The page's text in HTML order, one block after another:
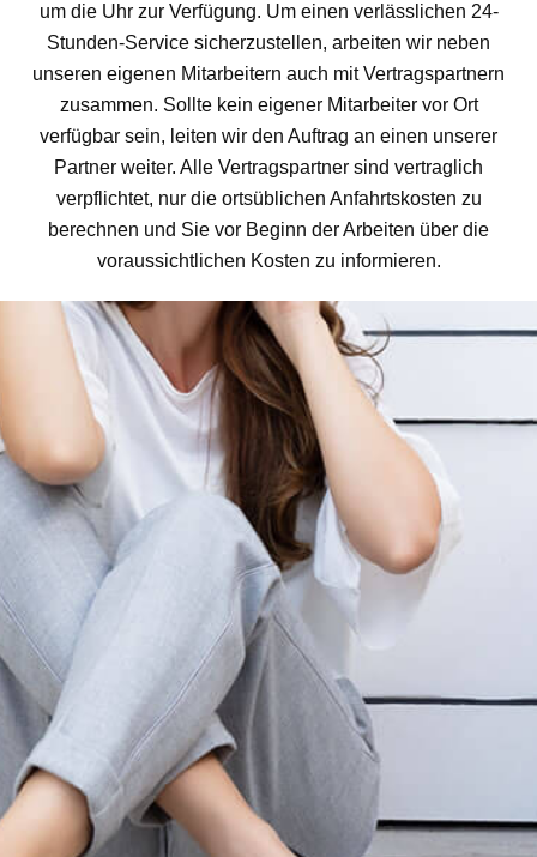
um die Uhr zur Verfügung. Um einen verlässlichen 24-
Stunden-Service sicherzustellen, arbeiten wir neben
unseren eigenen Mitarbeitern auch mit Vertragspartnern
zusammen. Sollte kein eigener Mitarbeiter vor Ort
verfügbar sein, leiten wir den Auftrag an einen unserer
Partner weiter. Alle Vertragspartner sind vertraglich
verpflichtet, nur die ortsüblichen Anfahrtskosten zu
berechnen und Sie vor Beginn der Arbeiten über die
voraussichtlichen Kosten zu informieren.